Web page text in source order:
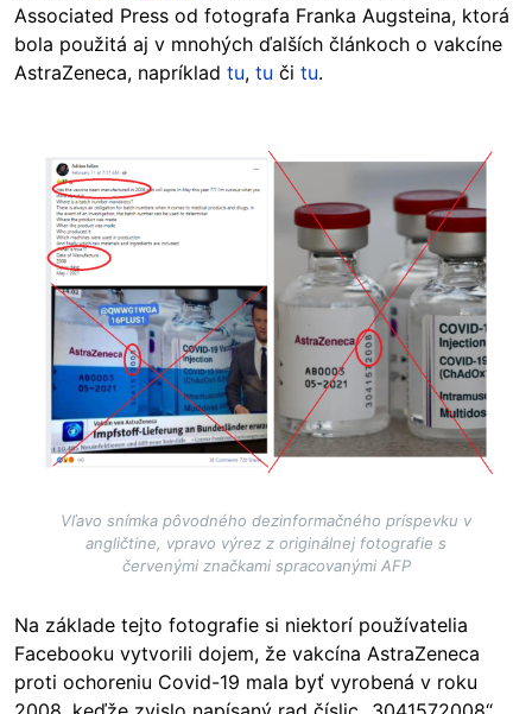
Associated Press od fotografa Franka Augsteina, ktorá
bola použitá aj v mnohých ďalších článkoch o vakcíne
AstraZeneca, napríklad tu, tu či tu.
Image
Vľavo snímka pôvodného dezinformačného príspevku v
angličtine, vpravo výrez z originálnej fotografie s
červenými značkami spracovanými AFP
Na základe tejto fotografie si niektorí používatelia
Facebooku vytvorili dojem, že vakcína AstraZeneca
proti ochoreniu Covid-19 mala byť vyrobená v roku